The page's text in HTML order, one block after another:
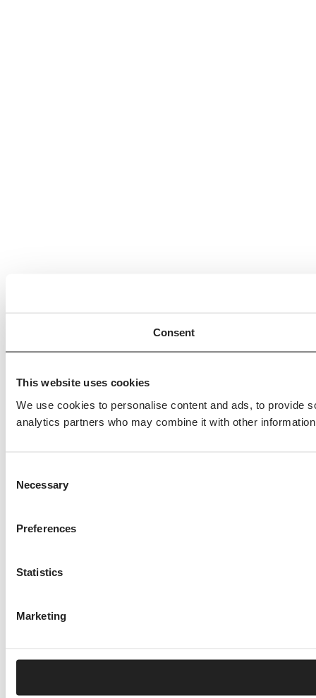
Consent
This website uses cookies
We use cookies to personalise content and ads, to provide
analytics partners who may combine it with other
Selection
Necessary
Preferences
Statistics
Marketing